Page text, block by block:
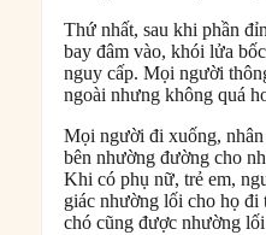
Thứ nhất, sau khi phần
bay đâm vào, khói lửa
nguy cấp. Mọi người
ngoài nhưng không quá
Mọi người đi xuống,
bên nhường đường cho
Khi có phụ nữ, trẻ em,
giác nhường lối cho họ đi
chó cũng được nhường